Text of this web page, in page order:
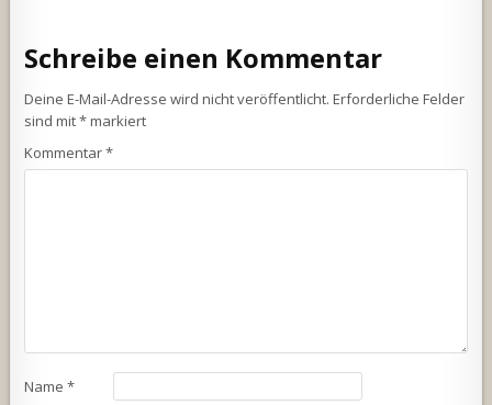
Schreibe einen Kommentar
Deine E-Mail-Adresse wird nicht veröffentlicht. Erforderliche Felder
sind mit*markiert
Kommentar*
Name*